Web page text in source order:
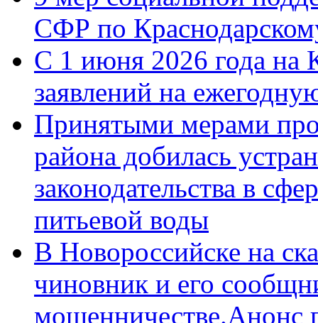
СФР по
С 1 июня 2026 года на
заявлений на
Принятыми мерами
района добилась
законодательства в
питьевой воды
В Новороссийске на
чиновник и его
мошенничестве.Анонс